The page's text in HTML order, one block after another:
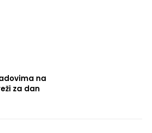
na
za dan